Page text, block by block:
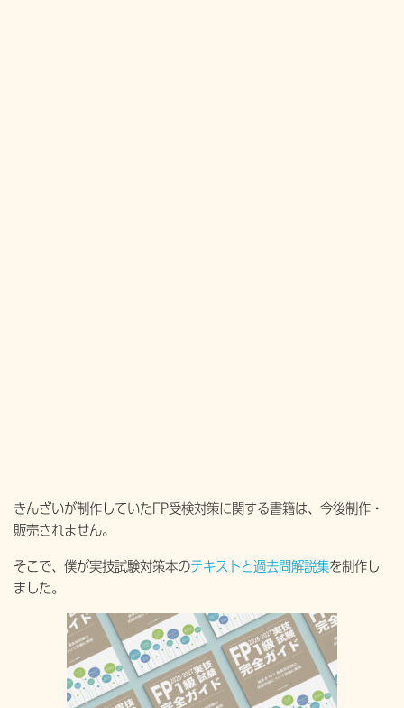
きんざいが制作していたFP受検対策に関する書籍は、今後制作・
販売されません。
そこで、僕が実技試験対策本のテキストと過去問解説集を制作し
ました。